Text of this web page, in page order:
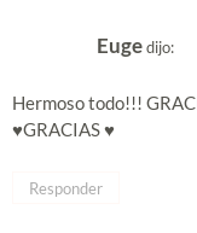
Eugedijo:
Hermoso todo!!!
♥GRACIAS ♥
Responder